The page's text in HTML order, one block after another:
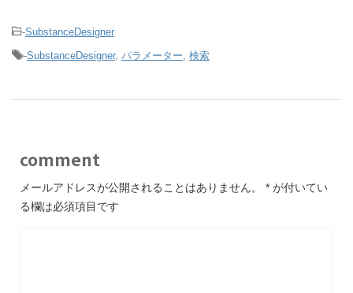
-SubstanceDesigner
-SubstanceDesigner, パラメーター 検索
comment
メールアドレスが公開されることはありません。 * が付いてい
る欄は必須項目です